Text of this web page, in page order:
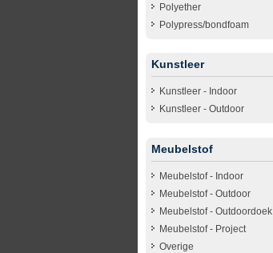
Polyether
Polypress/bondfoam
Kunstleer
Kunstleer - Indoor
Kunstleer - Outdoor
Meubelstof
Meubelstof - Indoor
Meubelstof - Outdoor
Meubelstof - Outdoordoek
Meubelstof - Project
Overige